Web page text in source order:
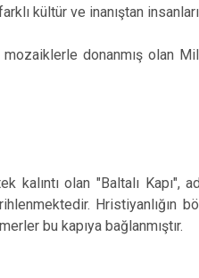
kültür ve inanıştan
donanmış olan
kalıntı olan "Baltalı
Hristiyanlığın
bu kapıya bağlanmıştır.